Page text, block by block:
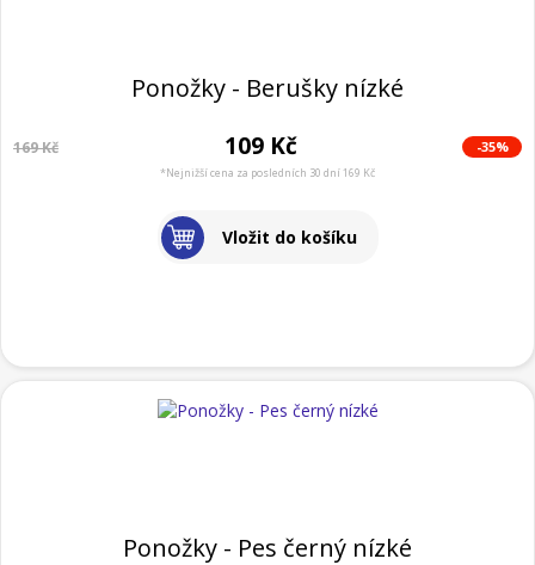
Ponožky - Berušky nízké
169 Kč 109 Kč -35%
*Nejnižší cena za posledních 30 dní 169 Kč
Vložit do košíku
Ponožky - Pes černý nízké